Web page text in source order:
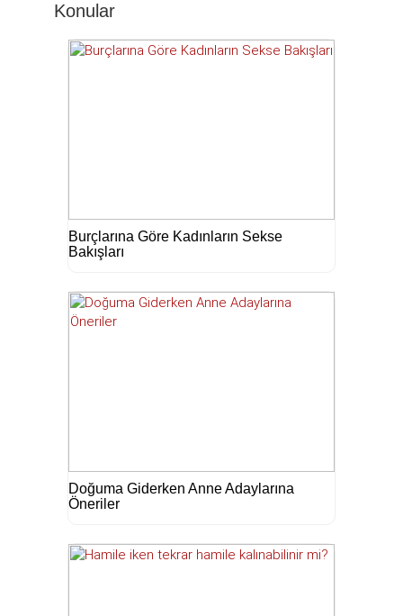
Konular
Burçlarına Göre Kadınların Sekse
Bakışları
Doğuma Giderken Anne Adaylarına
Öneriler